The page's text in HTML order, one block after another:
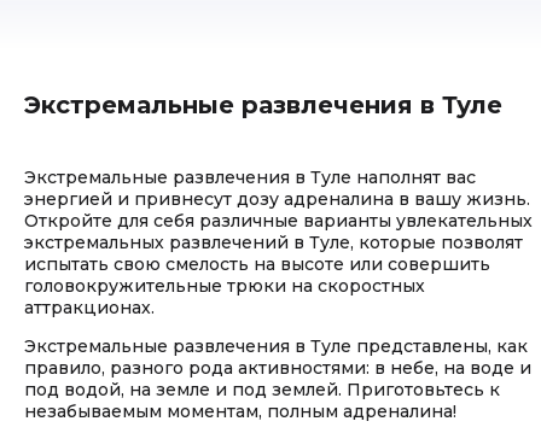
Экстремальные развлечения в Туле
Экстремальные развлечения в Туле наполнят вас
энергией и привнесут дозу адреналина в вашу жизнь.
Откройте для себя различные варианты увлекательных
экстремальных развлечений в Туле, которые позволят
испытать свою смелость на высоте или совершить
головокружительные трюки на скоростных
аттракционах.
Экстремальные развлечения в Туле представлены, как
правило, разного рода активностями: в небе, на воде и
под водой, на земле и под землей. Приготовьтесь к
незабываемым моментам, полным адреналина!